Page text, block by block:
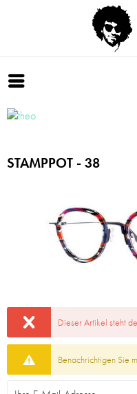
STAMPPOT - 38
Dieser Artikel steht
Benachrichtigen Sie